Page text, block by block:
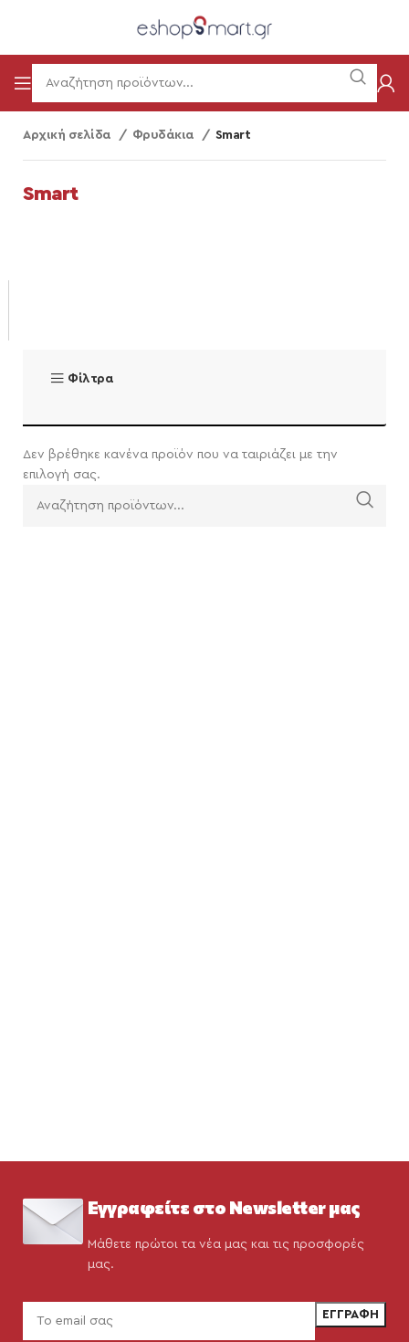
Αρχική σελίδα Φρυδάκια Smart
Smart
Φίλτρα
Δεν βρέθηκε κανένα προϊόν που να ταιριάζει με την
επιλογή σας.
Εγγραφείτε στο Newsletter μας
Μάθετε πρώτοι τα νέα μας και τις προσφορές
μας.